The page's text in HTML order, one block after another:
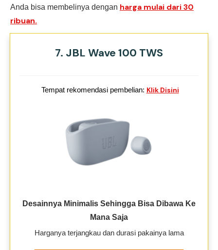
Anda bisa membelinya dengan harga mulai dari 30
ribuan.
7. JBL Wave 100 TWS
Tempat rekomendasi pembelian: Klik Disini
Desainnya Minimalis Sehingga Bisa Dibawa Ke
Mana Saja
Harganya terjangkau dan durasi pakainya lama